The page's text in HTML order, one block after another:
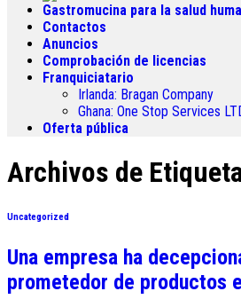
Gastromucina para la salud
Contactos
Anuncios
Comprobación de licencias
Franquiciatario
Irlanda: Bragan Company
Ghana: One Stop Services
Oferta pública
Archivos de
Uncategorized
Una empresa ha
prometedor de productos